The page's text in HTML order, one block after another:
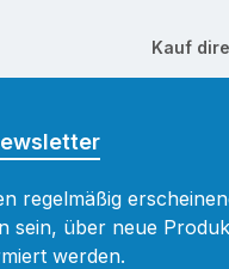
Kauf
regelmäßig
sein, über neue
werden.